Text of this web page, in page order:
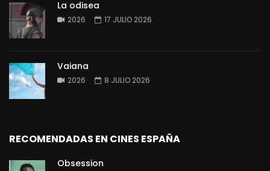
La odisea
2026 17 JULIO 2026
Vaiana
2026 8 JULIO 2026
RECOMENDADAS EN CINES ESPAÑA
Obsession